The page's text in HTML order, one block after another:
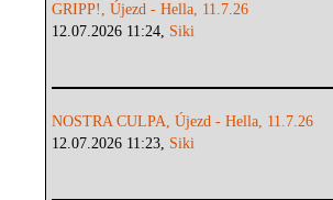
GRIPP!, Újezd - Hella, 11.7.26
12.07.2026 11:24, Siki
NOSTRA CULPA, Újezd - Hella, 11.7.26
12.07.2026 11:23, Siki